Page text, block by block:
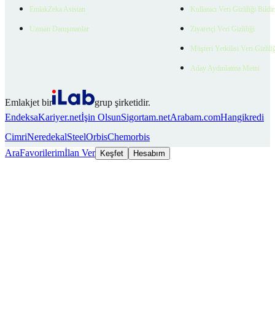
EmlakZeka Asistan
Uzman Danışmanlar
Kullanıcı Veri Gizliliği
Ziyaretçi Veri Gizliliği
Müşteri Yetkilisi Veri
Aday Aydınlatma Metni
Emlakjet bir
grup şirketidir.
EndeksaKariyer.netİşin OlsunSigortam.netArabam.comHangikredi
CimriNeredekalSteelOrbisChemorbis
AraFavorilerimİlan Ver Keşfet Hesabım